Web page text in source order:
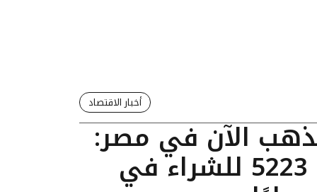
أخبار الاقتصاد
الآن في مصر:
عيار 24 يسجل 5223 للشراء في